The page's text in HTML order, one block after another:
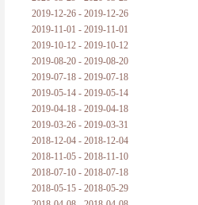
2019-12-26 - 2019-12-26
2019-11-01 - 2019-11-01
2019-10-12 - 2019-10-12
2019-08-20 - 2019-08-20
2019-07-18 - 2019-07-18
2019-05-14 - 2019-05-14
2019-04-18 - 2019-04-18
2019-03-26 - 2019-03-31
2018-12-04 - 2018-12-04
2018-11-05 - 2018-11-10
2018-07-10 - 2018-07-18
2018-05-15 - 2018-05-29